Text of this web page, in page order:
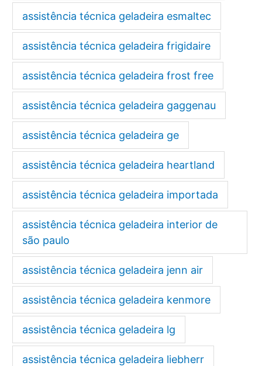
assistência técnica geladeira esmaltec
assistência técnica geladeira frigidaire
assistência técnica geladeira frost free
assistência técnica geladeira gaggenau
assistência técnica geladeira ge
assistência técnica geladeira heartland
assistência técnica geladeira importada
assistência técnica geladeira interior de
são paulo
assistência técnica geladeira jenn air
assistência técnica geladeira kenmore
assistência técnica geladeira lg
assistência técnica geladeira liebherr